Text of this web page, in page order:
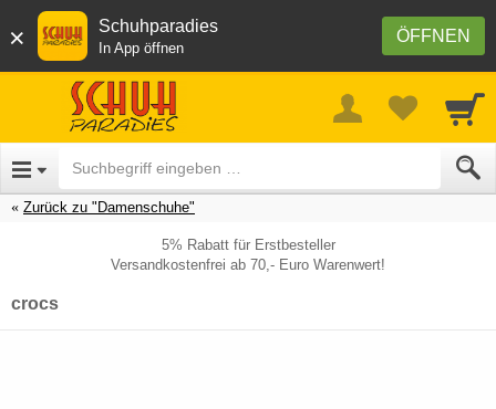
× ÖFFNEN
Schuhparadies
In App öffnen
Zurück zu "Damenschuhe"
5% Rabatt für Erstbesteller
Versandkostenfrei ab 70,- Euro Warenwert!
crocs